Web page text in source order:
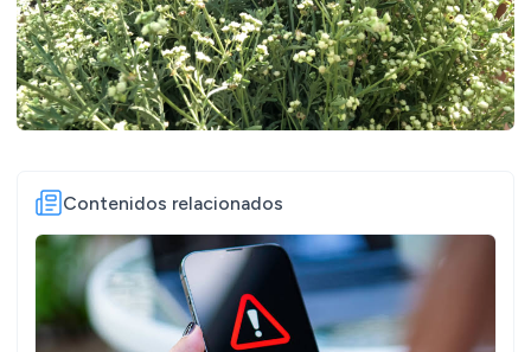
Contenidos relacionados